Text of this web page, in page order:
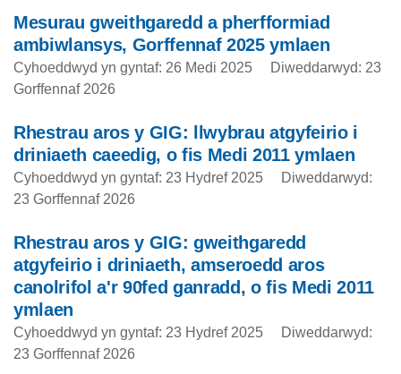
Mesurau gweithgaredd a pherfformiad
ambiwlansys, Gorffennaf 2025 ymlaen
Cyhoeddwyd yn gyntaf: 26 Medi 2025
Diweddarwyd: 23
Gorffennaf 2026
Rhestrau aros y GIG: llwybrau atgyfeirio i
driniaeth caeedig, o fis Medi 2011 ymlaen
Cyhoeddwyd yn gyntaf: 23 Hydref 2025
Diweddarwyd:
23 Gorffennaf 2026
Rhestrau aros y GIG: gweithgaredd
atgyfeirio i driniaeth, amseroedd aros
canolrifol a'r 90fed ganradd, o fis Medi 2011
ymlaen
Cyhoeddwyd yn gyntaf: 23 Hydref 2025
Diweddarwyd:
23 Gorffennaf 2026